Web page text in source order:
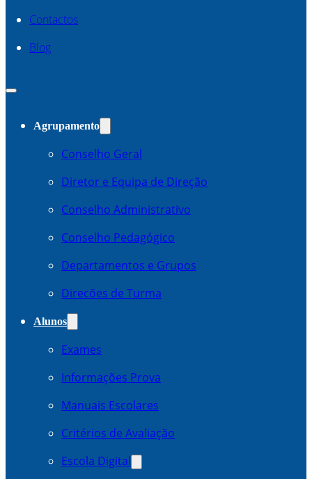
Contactos
Blog
Agrupamento
Conselho Geral
Diretor e Equipa de Direção
Conselho Administrativo
Conselho Pedagógico
Departamentos e Grupos
Direcões de Turma
Alunos
Exames
Informações Prova
Manuais Escolares
Critérios de Avaliação
Escola Digital